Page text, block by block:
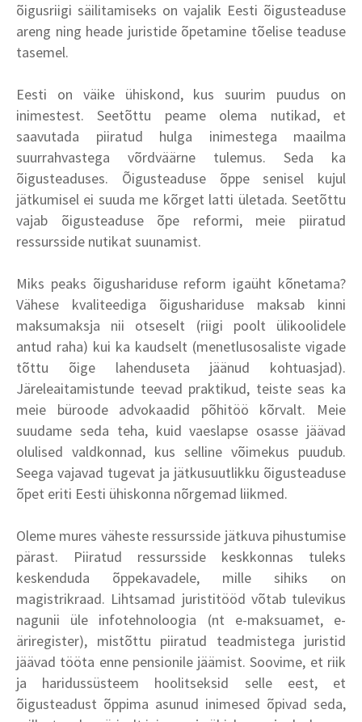
õigusriigi säilitamiseks on vajalik Eesti õigusteaduse
areng ning heade juristide õpetamine tõelise teaduse
tasemel.
Eesti on väike ühiskond, kus suurim puudus on
inimestest. Seetõttu peame olema nutikad, et
saavutada piiratud hulga inimestega maailma
suurrahvastega võrdväärne tulemus. Seda ka
õigusteaduses. Õigusteaduse õppe senisel kujul
jätkumisel ei suuda me kõrget latti ületada. Seetõttu
vajab õigusteaduse õpe reformi, meie piiratud
ressursside nutikat suunamist.
Miks peaks õigushariduse reform igaüht kõnetama?
Vähese kvaliteediga õigushariduse maksab kinni
maksumaksja nii otseselt (riigi poolt ülikoolidele
antud raha) kui ka kaudselt (menetlusosaliste vigade
tõttu õige lahenduseta jäänud kohtuasjad).
Järeleaitamistunde teevad praktikud, teiste seas ka
meie büroode advokaadid põhitöö kõrvalt. Meie
suudame seda teha, kuid vaeslapse osasse jäävad
olulised valdkonnad, kus selline võimekus puudub.
Seega vajavad tugevat ja jätkusuutlikku õigusteaduse
õpet eriti Eesti ühiskonna nõrgemad liikmed.
Oleme mures väheste ressursside jätkuva pihustumise
pärast. Piiratud ressursside keskkonnas tuleks
keskenduda õppekavadele, mille sihiks on
magistrikraad. Lihtsamad juristitööd võtab tulevikus
nagunii üle infotehnoloogia (nt e-maksuamet, e-
äriregister), mistõttu piiratud teadmistega juristid
jäävad tööta enne pensionile jäämist. Soovime, et riik
ja haridussüsteem hoolitseksid selle eest, et
õigusteadust õppima asunud inimesed õpivad seda,